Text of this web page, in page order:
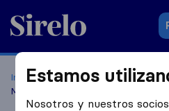
Sirelo.es
Inicio Empresas de mudanzas
Mudanzas Sant Cugat
Estamos
Nosotros y nuestros